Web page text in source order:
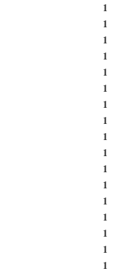
1
1
1
1
1
1
1
1
1
1
1
1
1
1
1
1
1